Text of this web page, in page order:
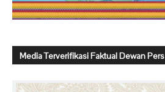
Media Terverifikasi Faktual Dewan Pers